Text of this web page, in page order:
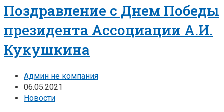
Поздравление с Днем Победы
президента Ассоциации А.И.
Кукушкина
Админ не компания
06.05.2021
Новости